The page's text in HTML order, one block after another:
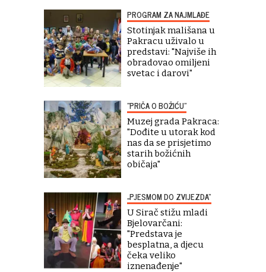
PROGRAM ZA NAJMLAĐE
Stotinjak mališana u
Pakracu uživalo u
predstavi: "Najviše ih
obradovao omiljeni
svetac i darovi"
"PRIČA O BOŽIĆU"
Muzej grada Pakraca:
"Dođite u utorak kod
nas da se prisjetimo
starih božićnih
običaja"
„PJESMOM DO ZVIJEZDA“
U Sirač stižu mladi
Bjelovarčani:
"Predstava je
besplatna, a djecu
čeka veliko
iznenađenje"